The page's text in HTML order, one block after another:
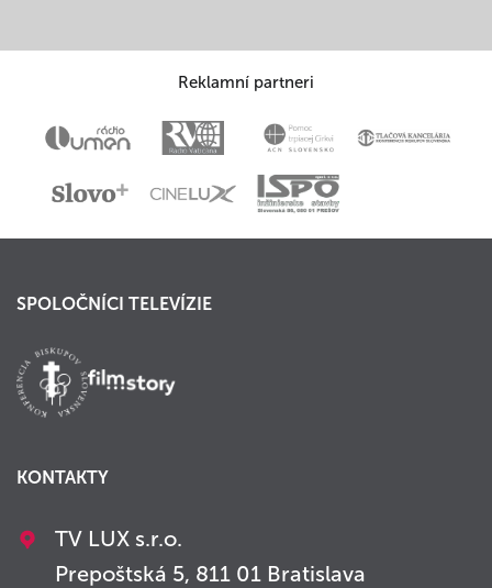
Reklamní partneri
SPOLOČNÍCI TELEVÍZIE
KONTAKTY
TV LUX s.r.o.
Prepoštská 5, 811 01 Bratislava